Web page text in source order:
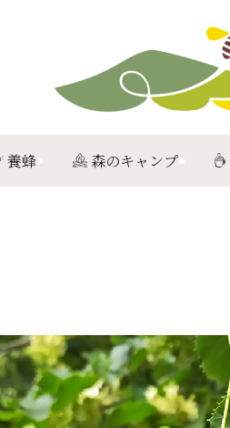
養蜂 森のキャンプ